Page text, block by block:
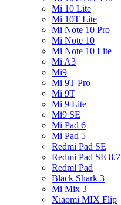
Mi 10 Lite
Mi 10T Lite
Mi Note 10 Pro
Mi Note 10
Mi Note 10 Lite
Mi A3
Mi9
Mi 9T Pro
Mi 9T
Mi 9 Lite
Mi9 SE
Mi Pad 6
Mi Pad 5
Redmi Pad SE
Redmi Pad SE 8.7
Redmi Pad
Black Shark 3
Mi Mix 3
Xiaomi MIX Flip